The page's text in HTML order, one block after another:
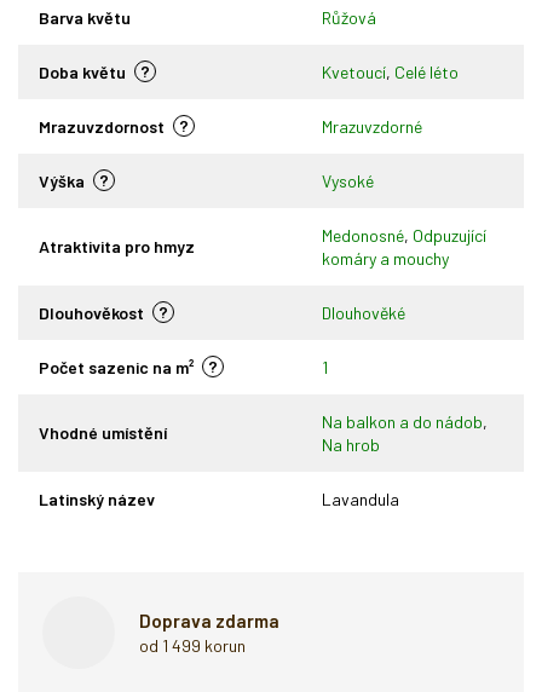
Barva květu Růžová
?
Doba květu Kvetoucí, Celé léto
?
Mrazuvzdornost Mrazuvzdorné
?
Výška Vysoké
Atraktivita pro hmyz
Medonosné, Odpuzující
komáry a mouchy
?
Dlouhověkost Dlouhověké
?
Počet sazenic na m² 1
Vhodné umístění
Na balkon a do nádob,
Na hrob
Latinský název Lavandula
Doprava zdarma
od 1 499 korun